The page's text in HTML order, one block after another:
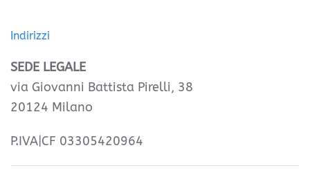
Indirizzi
SEDE LEGALE
via Giovanni Battista Pirelli, 38
20124 Milano
P.IVA|CF 03305420964